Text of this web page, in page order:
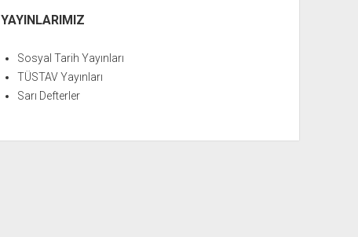
YAYINLARIMIZ
Sosyal Tarih Yayınları
TÜSTAV Yayınları
Sarı Defterler